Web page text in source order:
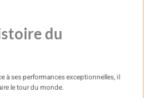
du
à ses performances exceptionnelles, il
le tour du monde.